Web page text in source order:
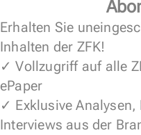
Erhalten Sie
Inhalten der ZFK!
✓ Vollzugriff auf alle
ePaper
✓ Exklusive
Interviews aus der